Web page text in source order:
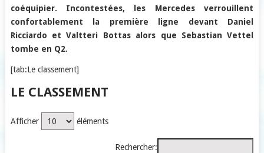
coéquipier. Incontestées, les Mercedes verrouillent
confortablement la première ligne devant Daniel
Ricciardo et Valtteri Bottas alors que Sebastian Vettel
tombe en Q2.
[tab:Le classement]
LE CLASSEMENT
Afficher éléments
Rechercher: